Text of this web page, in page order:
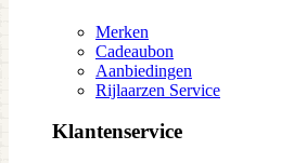
Merken
Cadeaubon
Aanbiedingen
Rijlaarzen Service
Klantenservice